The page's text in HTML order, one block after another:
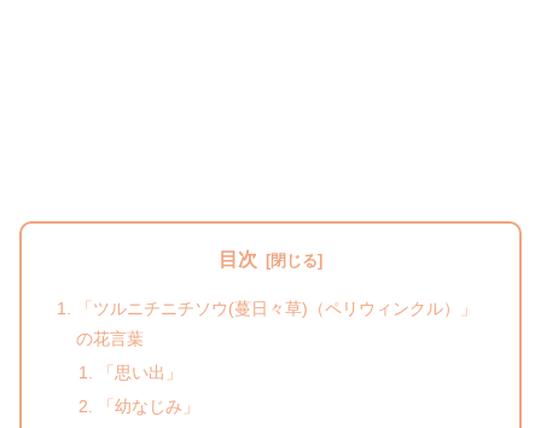
目次
「ツルニチニチソウ(蔓日々草)（ペリウィンクル）」
の花言葉
「思い出」
「幼なじみ」